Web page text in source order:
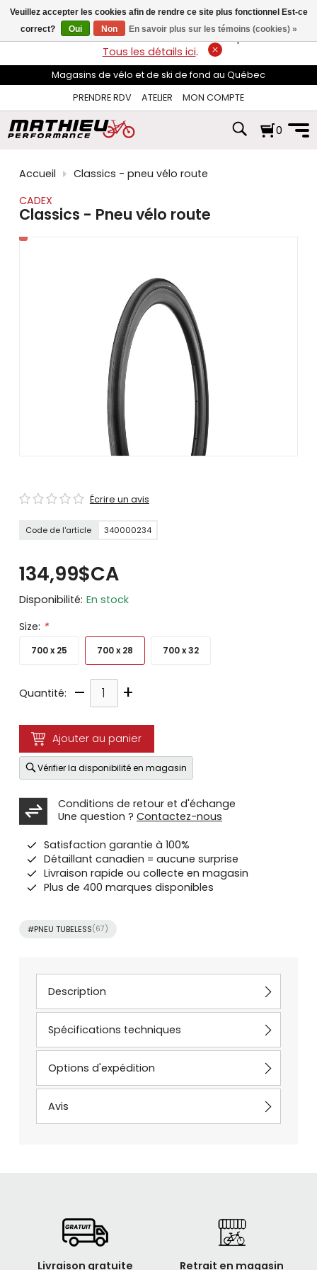
flèches
haut
et
pour
sélectionner
disponible.
Appuyez
pour
au
résultat
de
LIVRAISON GRATUITEsur les commandes de plus de 74$*.
Tous les détails ici.
Magasins de vélo et de ski de fond au Québec
PRENDRE RDV
ATELIER MON COMPTE
0
Accueil
Classics - pneu vélo route
CADEX
Classics - Pneu vélo route
Écrire un avis
Code de l'article 340000234
134,99$CA
Disponibilité: En stock
Size: *
700 x 25 700 x 28 700 x 32
Quantité: – +
Ajouter au panier
Vérifier la disponibilité en magasin
Conditions de retour et d'échange
Une question ? Contactez-nous
Satisfaction garantie à 100%
Détaillant canadien = aucune surprise
Livraison rapide ou collecte en magasin
Plus de 400 marques disponibles
#PNEU TUBELESS(67)
Description
Spécifications techniques
Options d'expédition
Avis
Livraison gratuite Retrait en magasin
Veuillez accepter les cookies afin de rendre ce site plus fonctionnel Est-ce
correct?
Oui Non En savoir plus sur les témoins (cookies) »